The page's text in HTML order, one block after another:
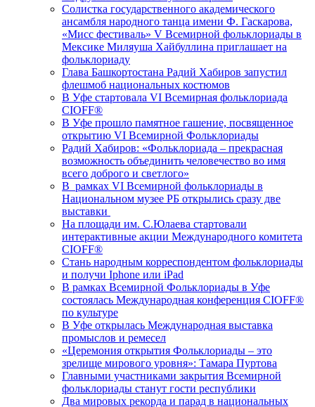
Солистка государственного академического
ансамбля народного танца имени Ф. Гаскарова,
«Мисс фестиваль» V Всемирной фольклориады в
Мексике Миляуша Хайбуллина приглашает на
фольклориаду
Глава Башкортостана Радий Хабиров запустил
флешмоб национальных костюмов
В Уфе стартовала VI Всемирная фольклориада
CIOFF®️
В Уфе прошло памятное гашение, посвященное
открытию VI Всемирной Фольклориады
Радий Хабиров: «Фольклориада – прекрасная
возможность объединить человечество во имя
всего доброго и светлого»
В рамках VI Всемирной фольклориады в
Национальном музее РБ открылись сразу две
выставки
На площади им. С.Юлаева стартовали
интерактивные акции Международного комитета
CIOFF®️
Стань народным корреспондентом фольклориады
и получи Iphone или iPad
В рамках Всемирной Фольклориады в Уфе
состоялась Международная конференция CIOFF®️
по культуре
В Уфе открылась Международная выставка
промыслов и ремесел
«Церемония открытия Фольклориады – это
зрелище мирового уровня»: Тамара Пуртова
Главными участниками закрытия Всемирной
фольклориады станут гости республики
Два мировых рекорда и парад в национальных